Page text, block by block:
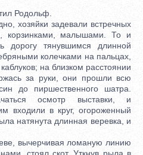
Родольф.
хозяйки задевали встречных
корзинками, малышами. То и
дорогу тянувшимся длинной
колечками на пальцах,
на близком расстоянии
за руки, они прошли всю
до пиршественного шатра.
осмотр выставки, и
входили в круг, огороженный
натянута длинная веревка, и
вычерчивая ломаную линию
стоял скот. Уткнув рыла в